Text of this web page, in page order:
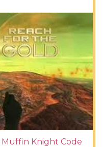
Muffin Knight Code